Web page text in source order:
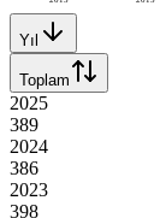
Yıl
Toplam
2025
389
2024
386
2023
398